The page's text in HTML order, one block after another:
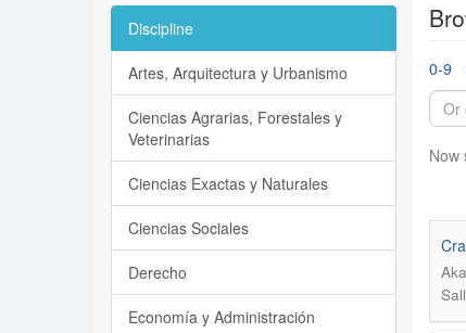
0-9
Now
Discipline
Artes, Arquitectura y Urbanismo
Ciencias Agrarias, Forestales y
Veterinarias
Ciencias Exactas y Naturales
Ciencias Sociales
Derecho
Economía y Administración